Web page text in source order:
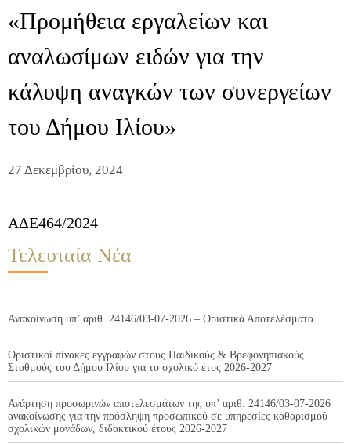
«Προμήθεια εργαλείων και
αναλωσίμων ειδών για την
κάλυψη αναγκών των συνεργείων
του Δήμου Ιλίου»
27 Δεκεμβρίου, 2024
ΑΔΕ464/2024
Τελευταία Νέα
Ανακοίνωση υπ’ αριθ. 24146/03-07-2026 – Οριστικά Αποτελέσματα
Οριστικοί πίνακες εγγραφών στους Παιδικούς & Βρεφονηπιακούς
Σταθμούς του Δήμου Ιλίου για το σχολικό έτος 2026-2027
Ανάρτηση προσωρινών αποτελεσμάτων της υπ’ αριθ. 24146/03-07-2026
ανακοίνωσης για την πρόσληψη προσωπικού σε υπηρεσίες καθαρισμού
σχολικών μονάδων, διδακτικού έτους 2026-2027